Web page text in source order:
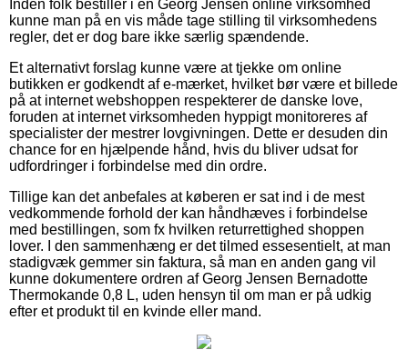
Inden folk bestiller i en Georg Jensen online virksomhed
kunne man på en vis måde tage stilling til virksomhedens
regler, det er dog bare ikke særlig spændende.
Et alternativt forslag kunne være at tjekke om online
butikken er godkendt af e-mærket, hvilket bør være et billede
på at internet webshoppen respekterer de danske love,
foruden at internet virksomheden hyppigt monitoreres af
specialister der mestrer lovgivningen. Dette er desuden din
chance for en hjælpende hånd, hvis du bliver udsat for
udfordringer i forbindelse med din ordre.
Tillige kan det anbefales at køberen er sat ind i de mest
vedkommende forhold der kan håndhæves i forbindelse
med bestillingen, som fx hvilken returrettighed shoppen
lover. I den sammenhæng er det tilmed essesentielt, at man
stadigvæk gemmer sin faktura, så man en anden gang vil
kunne dokumentere ordren af Georg Jensen Bernadotte
Thermokande 0,8 L, uden hensyn til om man er på udkig
efter et produkt til en kvinde eller mand.